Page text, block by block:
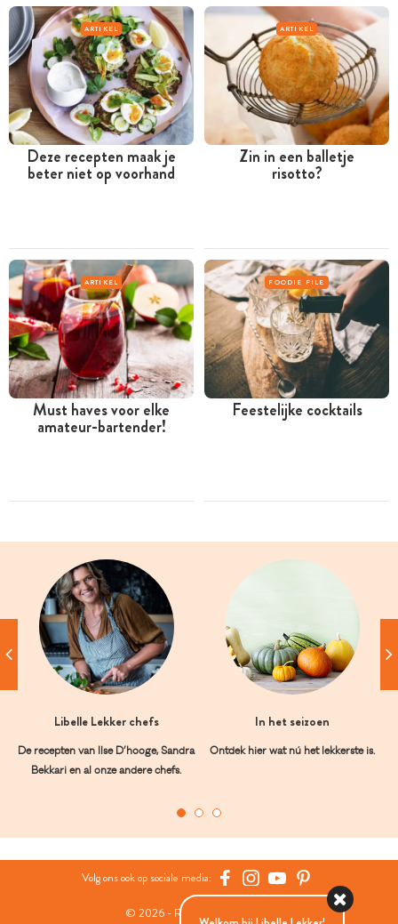
ARTIKEL
Deze recepten maak je
beter niet op voorhand
ARTIKEL
Zin in een balletje
risotto?
ARTIKEL
Must haves voor elke
amateur-bartender!
FOODIE FILE
Feestelijke cocktails
Libelle Lekker chefs
De recepten van Ilse D’hooge, Sandra
Bekkari en al onze andere chefs.
In het seizoen
Ontdek hier wat nú het lekkerste is.
Volg ons ook op sociale media:
© 2026 - Roularta Media Group